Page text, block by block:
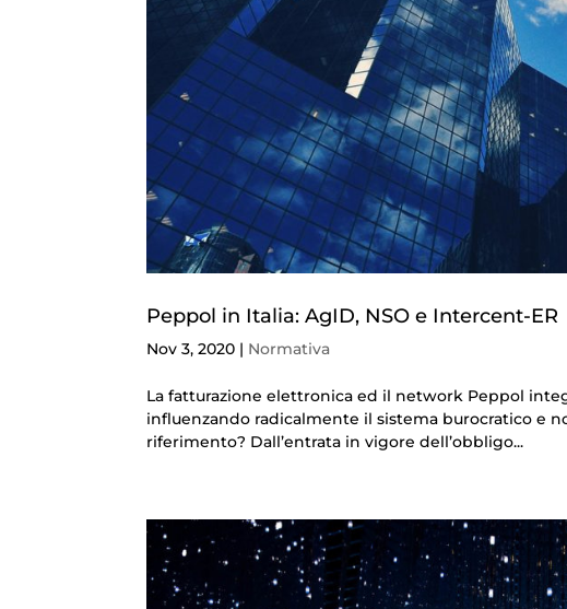
Peppol in Italia: AgID, NSO e Intercent-ER
Nov 3, 2020 | Normativa
La fatturazione elettronica ed il network Peppol
influenzando radicalmente il sistema burocratico e
riferimento? Dall’entrata in vigore dell’obbligo...